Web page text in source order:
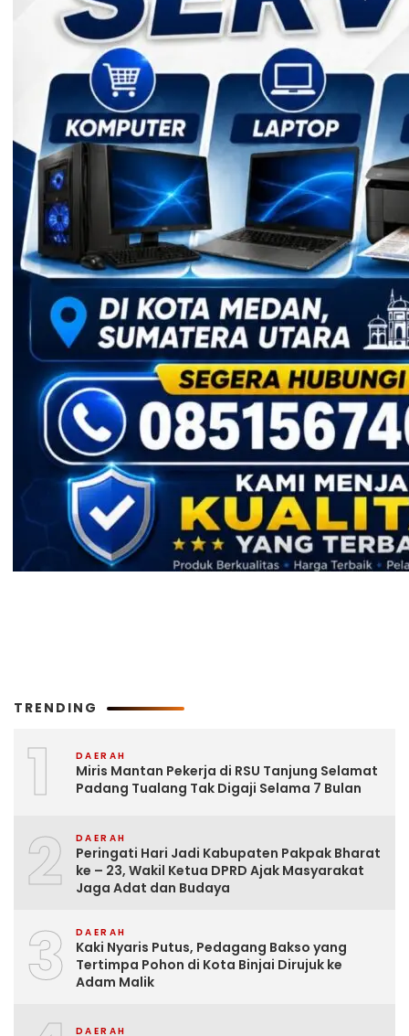
TRENDING
1 DAERAH
Miris Mantan Pekerja di RSU Tanjung Selamat
Padang Tualang Tak Digaji Selama 7 Bulan
2 DAERAH
Peringati Hari Jadi Kabupaten Pakpak Bharat
ke – 23, Wakil Ketua DPRD Ajak Masyarakat
Jaga Adat dan Budaya
3 DAERAH
Kaki Nyaris Putus, Pedagang Bakso yang
Tertimpa Pohon di Kota Binjai Dirujuk ke
Adam Malik
DAERAH